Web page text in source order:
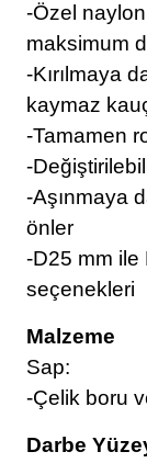
-Özel
maksimum
-Kırılmaya
kaymaz
-Tamamen
-
-Aşınmaya
önler
-D25 mm ile
seçenekleri
Malzeme
Sap:
-Çelik boru
Darbe